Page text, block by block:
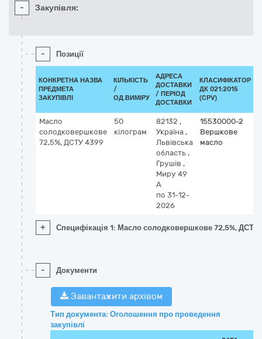
- Закупівля:
- Позиції
КОНКРЕТНА НАЗВА
ПРЕДМЕТА
ЗАКУПІВЛІ
КІЛЬКІСТЬ
/
ОД.ВИМІРУ
АДРЕСА
ДОСТАВКИ
/ ПЕРІОД
ДОСТАВКИ
КЛАСИФІКАТОР
ДК 021:2015
(CPV)
Масло
солодковершкове
72,5%, ДСТУ 4399
50
кілограм
82132 ,
Україна ,
Львівська
область ,
Грушів ,
Миру 49
А
по 31-12-
2026
15530000-2
Вершкове
масло
+ Специфікація 1: Масло солодковершкове 72,5%, ДСТУ
- Документи
Завантажити архівом
Тип документа: Оголошення про проведення
закупівлі